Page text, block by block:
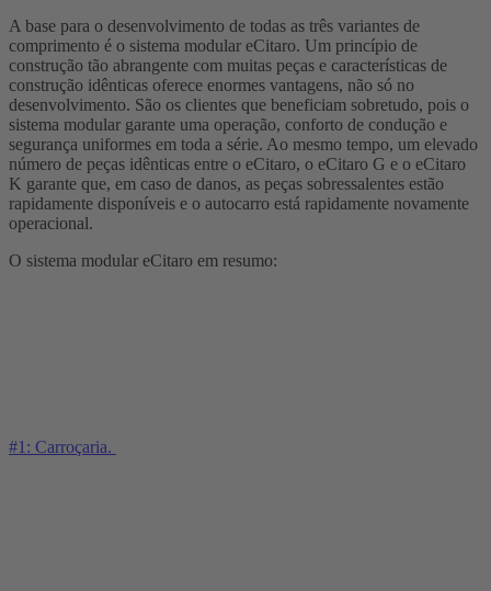
A base para o desenvolvimento de todas as três variantes de
comprimento é o sistema modular eCitaro. Um princípio de
construção tão abrangente com muitas peças e características de
construção idênticas oferece enormes vantagens, não só no
desenvolvimento. São os clientes que beneficiam sobretudo, pois o
sistema modular garante uma operação, conforto de condução e
segurança uniformes em toda a série. Ao mesmo tempo, um elevado
número de peças idênticas entre o eCitaro, o eCitaro G e o eCitaro
K garante que, em caso de danos, as peças sobressalentes estão
rapidamente disponíveis e o autocarro está rapidamente novamente
operacional.
O sistema modular eCitaro em resumo:
#1: Carroçaria.